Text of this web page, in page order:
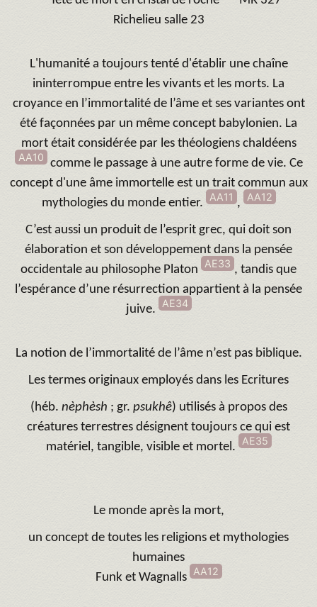
Richelieu salle 23
L'humanité a toujours tenté d'établir une chaîne
ininterrompue entre les vivants et les morts. La
croyance en l’immortalité de l’âme et ses variantes ont
été façonnées par un même concept babylonien. La
mort était considérée par les théologiens chaldéens
AA10 comme le passage à une autre forme de vie. Ce
concept d'une âme immortelle est un trait commun aux
mythologies du monde entier.
AA11 , AA12
C’est aussi un produit de l’esprit grec, qui doit son
élaboration et son développement dans la pensée
occidentale au philosophe Platon
AE33 , tandis que
l’espérance d’une résurrection appartient à la pensée
juive.
AE34
La notion de l’immortalité de l’âme n’est pas biblique.
Les termes originaux employés dans les Ecritures
(héb. nèphèsh ; gr. psukhê) utilisés à propos des
créatures terrestres désignent toujours ce qui est
matériel, tangible, visible et mortel.
AE35
Le monde après la mort,
un concept de toutes les religions et mythologies
humaines
Funk et Wagnalls AA12